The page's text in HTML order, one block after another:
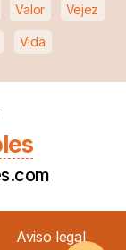
Valor Vejez
Vida
Aviso legal